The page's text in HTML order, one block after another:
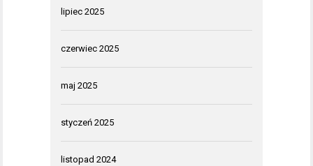
lipiec 2025
czerwiec 2025
maj 2025
styczeń 2025
listopad 2024